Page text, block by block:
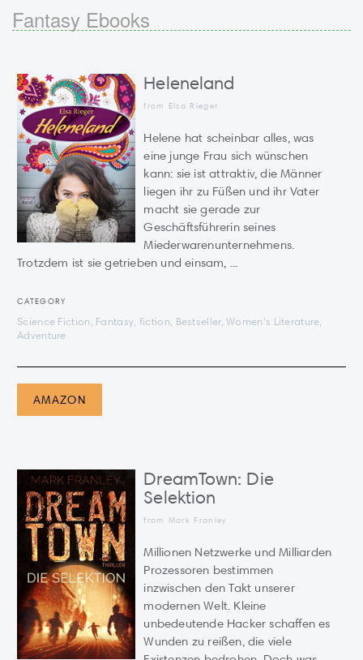
Fantasy Ebooks
Heleneland
from Elsa Rieger
Helene hat scheinbar alles, was
eine junge Frau sich wünschen
kann: sie ist attraktiv, die Männer
liegen ihr zu Füßen und ihr Vater
macht sie gerade zur
Geschäftsführerin seines
Miederwarenunternehmens.
Trotzdem ist sie getrieben und einsam, ...
CATEGORY
Science Fiction, Fantasy, fiction, Bestseller, Women's Literature,
Adventure
AMAZON
DreamTown: Die
Selektion
from Mark Franley
Millionen Netzwerke und Milliarden
Prozessoren bestimmen
inzwischen den Takt unserer
modernen Welt. Kleine
unbedeutende Hacker schaffen es
Wunden zu reißen, die viele